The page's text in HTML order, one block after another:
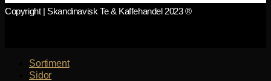
Copyright | Skandinavisk Te & Kaffehandel 2023 ®
Sortiment
Sidor